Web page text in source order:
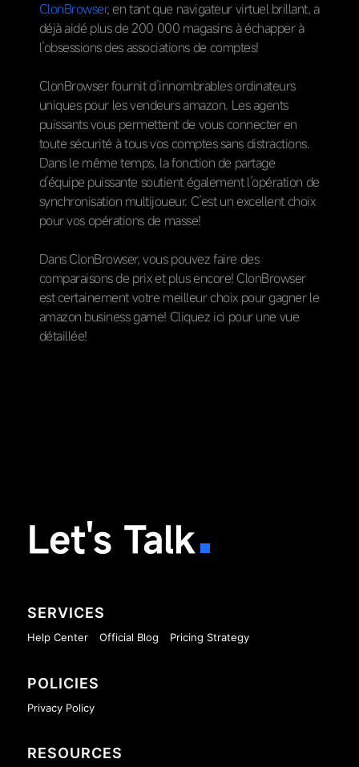
ClonBrowser, en tant que navigateur virtuel brillant, a
déjà aidé plus de 200 000 magasins à échapper à
l’obsessions des associations de comptes!
ClonBrowser fournit d’innombrables ordinateurs
uniques pour les vendeurs amazon. Les agents
puissants vous permettent de vous connecter en
toute sécurité à tous vos comptes sans distractions.
Dans le même temps, la fonction de partage
d’équipe puissante soutient également l’opération de
synchronisation multijoueur. C’est un excellent choix
pour vos opérations de masse!
Dans ClonBrowser, vous pouvez faire des
comparaisons de prix et plus encore! ClonBrowser
est certainement votre meilleur choix pour gagner le
amazon business game! Cliquez ici pour une vue
détaillée!
Let's Talk
SERVICES
Help Center Official Blog Pricing Strategy
POLICIES
Privacy Policy
RESOURCES